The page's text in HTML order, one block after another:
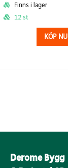
Finns i lager
12 st
KÖP NU
Derome Bygg